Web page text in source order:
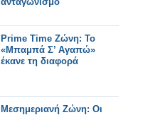
Prime Time Ζώνη: Το
«Μπαμπά Σ’ Αγαπώ»
έκανε τη διαφορά
Μεσημεριανή Ζώνη: Οι